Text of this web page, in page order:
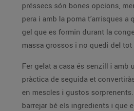
préssecs són bones opcions,
pera i amb la poma t’arrisques a
gel que es formin durant la
massa grossos i no quedi del tot
Fer gelat a casa és senzill i amb
pràctica de seguida et
en mescles i gustos
barrejar bé els ingredients i que